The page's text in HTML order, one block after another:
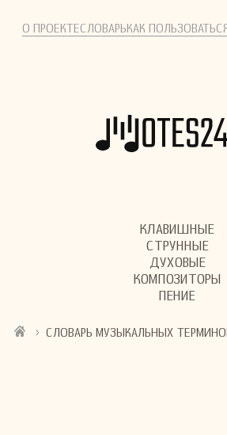
О ПРОЕКТЕСЛОВАРЬКАК
КЛАВИШНЫЕ
СТРУННЫЕ
ДУХОВЫЕ
КОМПОЗИТОРЫ
ПЕНИЕ
› СЛОВАРЬ МУЗЫКАЛЬНЫХ